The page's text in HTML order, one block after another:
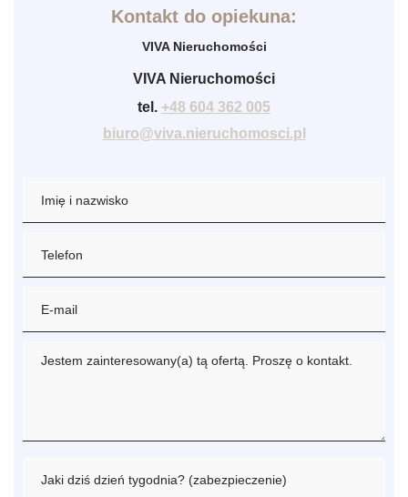
Kontakt do opiekuna:
VIVA Nieruchomości
VIVA Nieruchomości
tel. +48 604 362 005
biuro@viva.nieruchomosci.pl